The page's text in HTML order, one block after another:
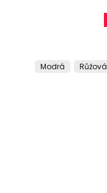
Modrá Růžová